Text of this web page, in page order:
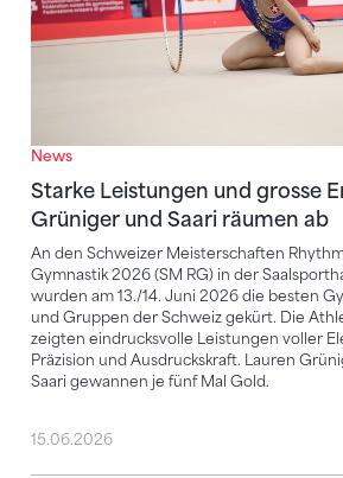
News
Starke Leistungen und grosse
Grüniger und Saari räumen ab
An den Schweizer Meisterschaften
Gymnastik 2026 (SM RG) in der
wurden am 13./14. Juni 2026 die besten
und Gruppen der Schweiz gekürt. Die
zeigten eindrucksvolle Leistungen voller
Präzision und Ausdruckskraft. Lauren
Saari gewannen je fünf Mal Gold.
15.06.2026